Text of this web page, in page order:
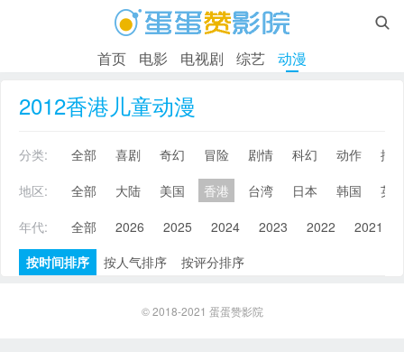

首页 电影 电视剧 综艺 动漫
2012香港儿童动漫
分类: 全部 喜剧 奇幻 冒险 剧情 科幻 动作
搞
地区:
全部 大陆 美国 香港 台湾 日本 韩国
英
年代:
全部 2026 2025 2024 2023 2022 2021
按时间排序
按人气排序 按评分排序
© 2018-2021 蛋蛋赞影院